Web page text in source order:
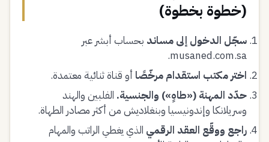
(خطوة بخطوة)
سجّل الدخول إلى مساند بحساب أبشر عبر
musaned.com.sa.
اختر مكتب استقدام مرخّصًا أو قناة ثنائية معتمدة.
حدّد المهنة («طاهٍ») والجنسية. الفلبين والهند
وسريلانكا وإندونيسيا وبنغلاديش من أكثر مصادر الطهاة.
راجع ووقّع العقد الرقمي الذي يغطي الراتب والمهام